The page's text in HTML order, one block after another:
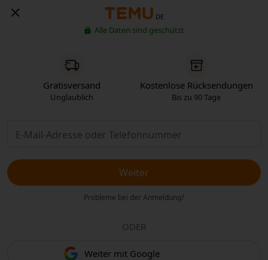
DE
Alle Daten sind geschützt
Gratisversand
Unglaublich
Kostenlose Rücksendungen
Bis zu 90 Tage
Weiter
Probleme bei der Anmeldung?
ODER
Weiter mit Google